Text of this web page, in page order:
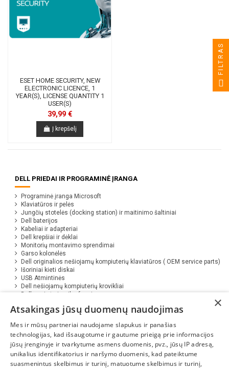
ESET HOME SECURITY, NEW
ELECTRONIC LICENCE, 1
YEAR(S), LICENSE QUANTITY 1
USER(S)
39,99 €
Į krepšelį
DELL PRIEDAI IR PROGRAMINĖ ĮRANGA
Programinė įranga Microsoft
Klaviatūros ir pelės
Jungčių stotelės (docking station) ir maitinimo šaltiniai
Dell baterijos
Kabeliai ir adapteriai
Dell krepšiai ir dėklai
Monitorių montavimo sprendimai
Garso kolonėlės
Dell originalios nešiojamų kompiuterių klaviatūros ( OEM service parts)
Išoriniai kieti diskai
USB Atmintinės
Dell nešiojamų kompiuterių krovikliai
Dell ausinės ir mikrofonai
Papildomi įrankiai
FILTRAS
×
Atsakingas jūsų duomenų naudojimas
Mes ir mūsų partneriai naudojame slapukus ir panašias
technologijas, kad išsaugotume ir gautume prieigą prie informacijos
jūsų įrenginyje ir tvarkytume asmens duomenis, pvz., jūsų IP adresą,
unikalius identifikatorius ir naršymo duomenis, kad pateiktume
suasmenintus skelbimus ir turinį, matuotume skelbimus ir turinį,